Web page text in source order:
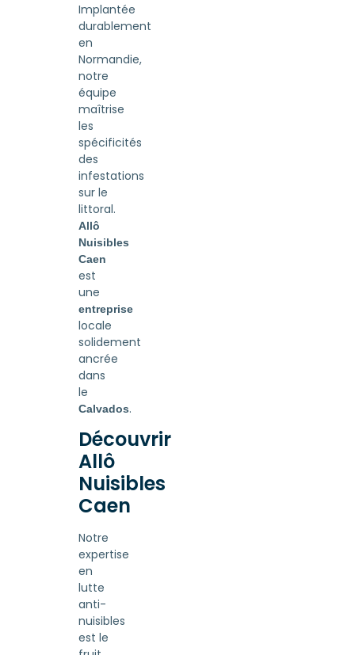
Implantée
durablement
en
Normandie,
notre
équipe
maîtrise
les
spécificités
des
infestations
sur le
littoral.
Allô
Nuisibles
Caen
est
une
entreprise
locale
solidement
ancrée
dans
le
Calvados.
Découvrir
Allô
Nuisibles
Caen
Notre
expertise
en
lutte
anti-
nuisibles
est le